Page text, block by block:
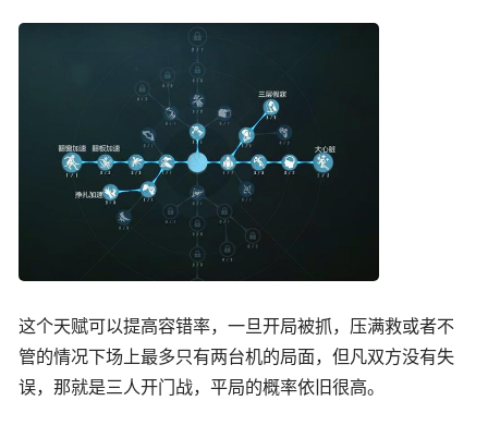
这个天赋可以提高容错率，一旦开局被抓，压满救或者不
管的情况下场上最多只有两台机的局面，但凡双方没有失
误，那就是三人开门战，平局的概率依旧很高。